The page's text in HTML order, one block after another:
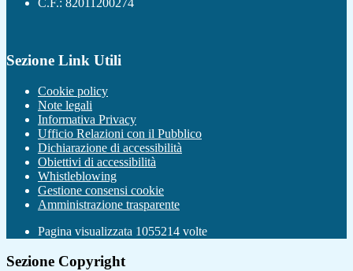
C.F.: 82011200274
Sezione Link Utili
Cookie policy
Note legali
Informativa Privacy
Ufficio Relazioni con il Pubblico
Dichiarazione di accessibilità
Obiettivi di accessibilità
Whistleblowing
Gestione consensi cookie
Amministrazione trasparente
Pagina visualizzata 1055214 volte
Sezione Copyright